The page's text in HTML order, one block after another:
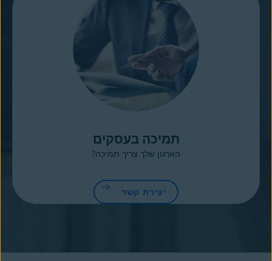
תמיכה בעסקים
הארגון שלך צריך תמיכה?
יצירת קשר